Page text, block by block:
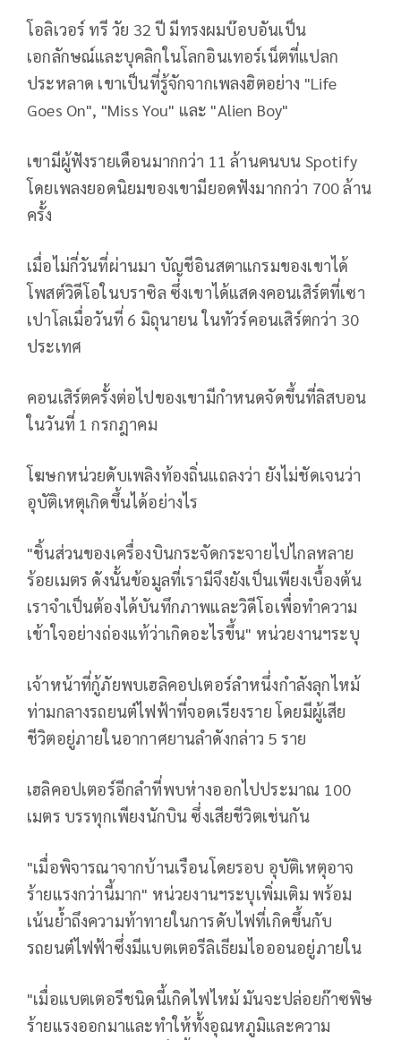
โอลิเวอร์ ทรี วัย 32 ปี มีทรงผมบ๊อบอันเป็น
เอกลักษณ์และบุคลิกในโลกอินเทอร์เน็ตที่แปลก
ประหลาด เขาเป็นที่รู้จักจากเพลงฮิตอย่าง "Life
Goes On", "Miss You" และ "Alien Boy"
เขามีผู้ฟังรายเดือนมากกว่า 11 ล้านคนบน Spotify
โดยเพลงยอดนิยมของเขามียอดฟังมากกว่า 700 ล้าน
ครั้ง
เมื่อไม่กี่วันที่ผ่านมา บัญชีอินสตาแกรมของเขาได้
โพสต์วิดีโอในบราซิล ซึ่งเขาได้แสดงคอนเสิร์ตที่เซา
เปาโลเมื่อวันที่ 6 มิถุนายน ในทัวร์คอนเสิร์ตกว่า 30
ประเทศ
คอนเสิร์ตครั้งต่อไปของเขามีกำหนดจัดขึ้นที่ลิสบอน
ในวันที่ 1 กรกฎาคม
โฆษกหน่วยดับเพลิงท้องถิ่นแถลงว่า ยังไม่ชัดเจนว่า
อุบัติเหตุเกิดขึ้นได้อย่างไร
"ชิ้นส่วนของเครื่องบินกระจัดกระจายไปไกลหลาย
ร้อยเมตร ดังนั้นข้อมูลที่เรามีจึงยังเป็นเพียงเบื้องต้น
เราจำเป็นต้องได้บันทึกภาพและวิดีโอเพื่อทำความ
เข้าใจอย่างถ่องแท้ว่าเกิดอะไรขึ้น" หน่วยงานฯระบุ
เจ้าหน้าที่กู้ภัยพบเฮลิคอปเตอร์ลำหนึ่งกำลังลุกไหม้
ท่ามกลางรถยนต์ไฟฟ้าที่จอดเรียงราย โดยมีผู้เสีย
ชีวิตอยู่ภายในอากาศยานลำดังกล่าว 5 ราย
เฮลิคอปเตอร์อีกลำที่พบห่างออกไปประมาณ 100
เมตร บรรทุกเพียงนักบิน ซึ่งเสียชีวิตเช่นกัน
"เมื่อพิจารณาจากบ้านเรือนโดยรอบ อุบัติเหตุอาจ
ร้ายแรงกว่านี้มาก" หน่วยงานฯระบุเพิ่มเติม พร้อม
เน้นย้ำถึงความท้าทายในการดับไฟที่เกิดขึ้นกับ
รถยนต์ไฟฟ้าซึ่งมีแบตเตอรีลิเธียมไอออนอยู่ภายใน
"เมื่อแบตเตอรีชนิดนี้เกิดไฟไหม้ มันจะปล่อยก๊าซพิษ
ร้ายแรงออกมาและทำให้ทั้งอุณหภูมิและความ